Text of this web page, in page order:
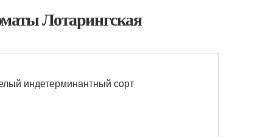
Лотарингская
индетерминантный сорт